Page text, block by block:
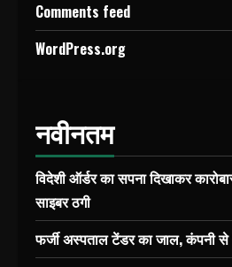
Comments feed
WordPress.org
नवीनतम
विदेशी ऑर्डर का सपना दिखाकर
साइबर ठगी
फर्जी अस्पताल टेंडर का जाल, कंपनी